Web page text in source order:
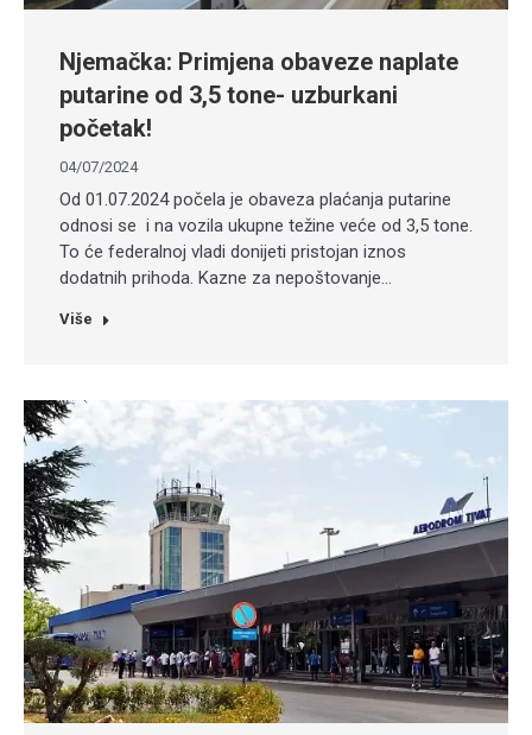
Njemačka: Primjena obaveze naplate
putarine od 3,5 tone- uzburkani
početak!
04/07/2024
Od 01.07.2024 počela je obaveza plaćanja putarine
odnosi se i na vozila ukupne težine veće od 3,5 tone.
To će federalnoj vladi donijeti pristojan iznos
dodatnih prihoda. Kazne za nepoštovanje…
Više